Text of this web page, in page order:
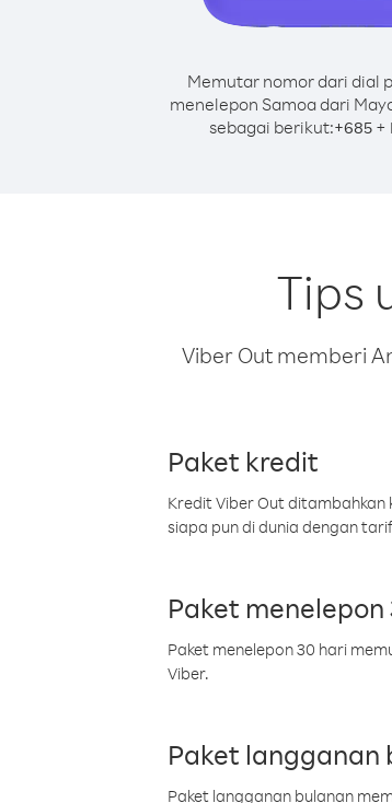
Memutar nomor dari dial
menelepon Samoa dari
sebagai berikut:+685+
Tips
Viber Out memberi
Paket kredit
Kredit Viber Out ditambahkan
siapa pun di dunia dengan
Paket menelepon
Paket menelepon 30 hari
Viber.
Paket langganan
Paket langganan bulanan